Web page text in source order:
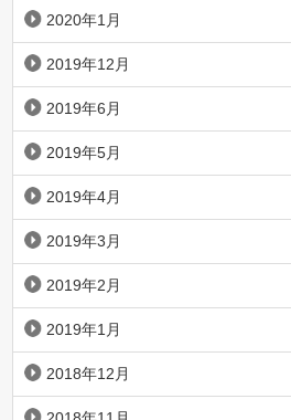
2020年1月
2019年12月
2019年6月
2019年5月
2019年4月
2019年3月
2019年2月
2019年1月
2018年12月